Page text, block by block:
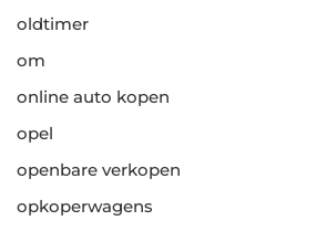
oldtimer
om
online auto kopen
opel
openbare verkopen
opkoperwagens